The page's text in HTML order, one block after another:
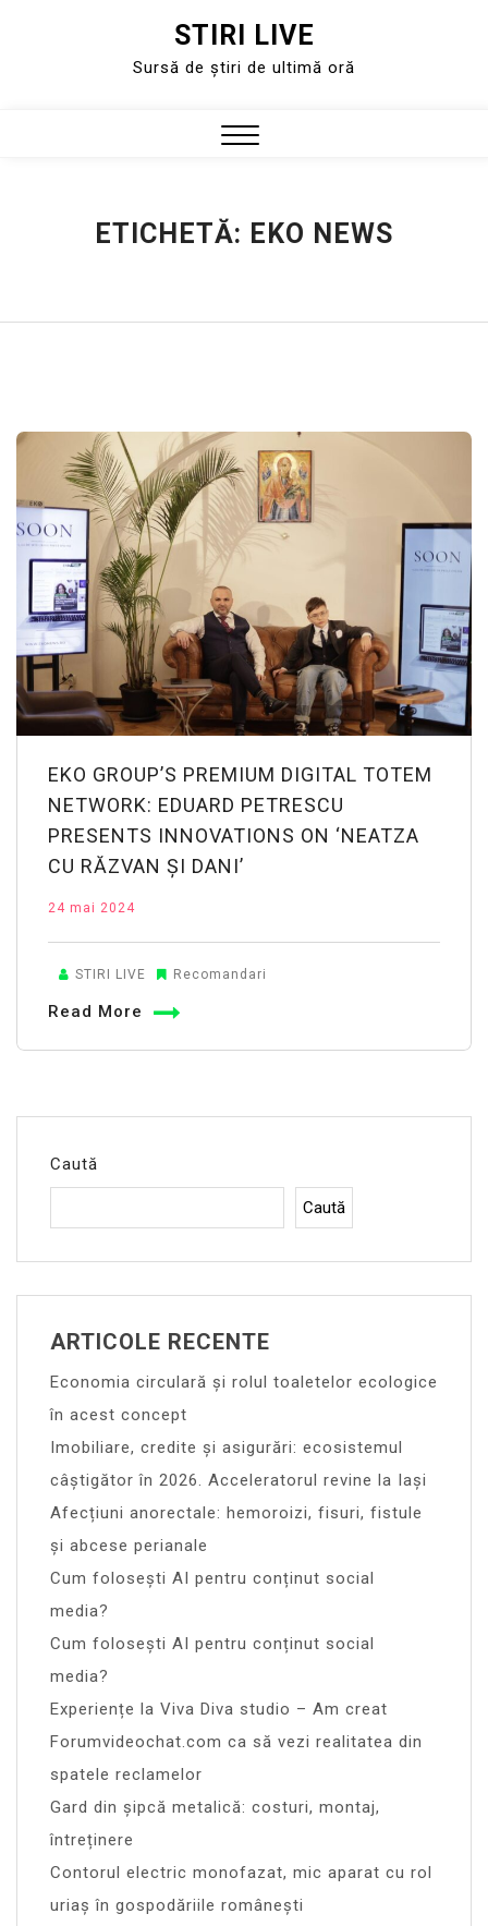
STIRI LIVE
Sursă de știri de ultimă oră
ETICHETĂ: EKO NEWS
EKO GROUP’S PREMIUM DIGITAL TOTEM
NETWORK: EDUARD PETRESCU
PRESENTS INNOVATIONS ON ‘NEATZA
CU RĂZVAN ȘI DANI’
24 mai 2024
STIRI LIVE Recomandari
Read More
Caută
Caută
ARTICOLE RECENTE
Economia circulară și rolul toaletelor ecologice
în acest concept
Imobiliare, credite și asigurări: ecosistemul
câștigător în 2026. Acceleratorul revine la Iași
Afecțiuni anorectale: hemoroizi, fisuri, fistule
și abcese perianale
Cum folosești AI pentru conținut social
media?
Cum folosești AI pentru conținut social
media?
Experiențe la Viva Diva studio – Am creat
Forumvideochat.com ca să vezi realitatea din
spatele reclamelor
Gard din șipcă metalică: costuri, montaj,
întreținere
Contorul electric monofazat, mic aparat cu rol
uriaș în gospodăriile românești